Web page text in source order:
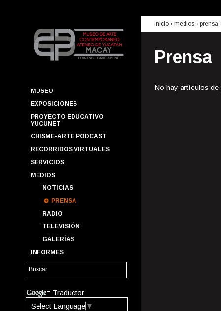
MUSEO
EXPOSICIONES
PROYECTO EDUCATIVO
YUCUNET
CHISME-ARTE PODCAST
RECORRIDOS VIRTUALES
SERVICIOS
MEDIOS
NOTICIAS
PRENSA
RADIO
TELEVISIÓN
GALERÍAS
INFORMES
Traductor
Select Language ▼
inicio › medios › prensa
Prensa
No hay artículos de